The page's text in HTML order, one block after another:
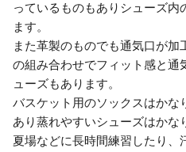
っているものもありシューズ
ます。
また革製のものでも通気口が加
の組み合わせでフィット感と通
ューズもあります。
バスケット用のソックスはかな
あり蒸れやすいシューズはかな
夏場などに長時間練習したり、